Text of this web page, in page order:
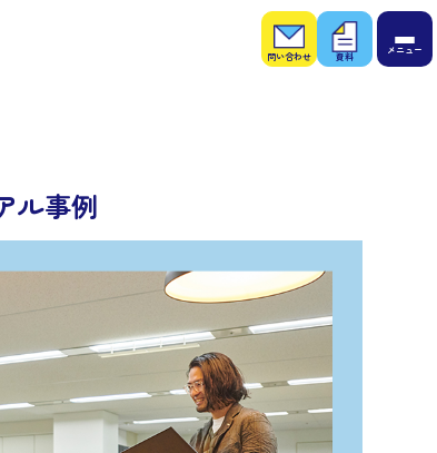
お問
い合
わせ
お役
立ち
資料
ル事例